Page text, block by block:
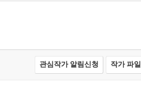
관심작가 알림신청 작가 파일